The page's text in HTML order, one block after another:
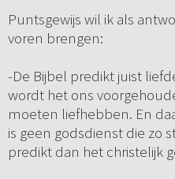
Puntsgewijs wil ik als
voren brengen:
-De Bijbel predikt juist
wordt het ons
moeten liefhebben. En
is geen godsdienst die zo
predikt dan het christelijk